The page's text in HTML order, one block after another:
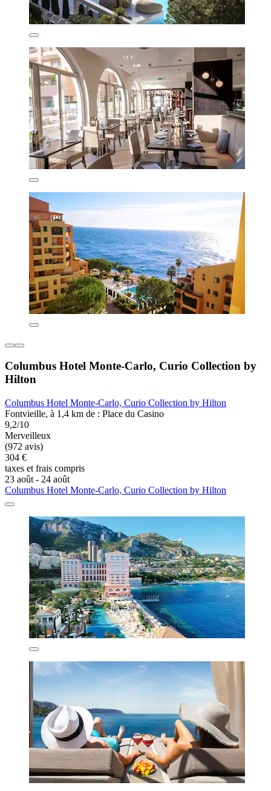
Columbus Hotel Monte-Carlo, Curio Collection by
Hilton
Columbus Hotel Monte-Carlo, Curio Collection by Hilton
Fontvieille, à 1,4 km de : Place du Casino
9,2/10
Merveilleux
(972 avis)
304 €
taxes et frais compris
23 août - 24 août
Columbus Hotel Monte-Carlo, Curio Collection by Hilton